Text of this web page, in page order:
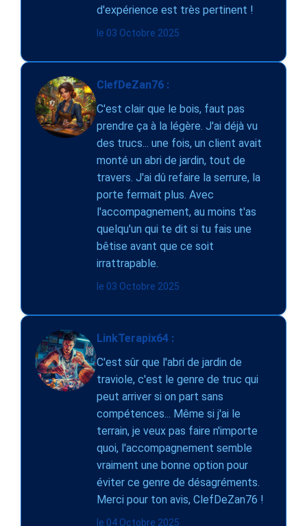
d'expérience est très pertinent !
le 03 Octobre 2025
ClefDeZan76 :
C'est clair que le bois, faut pas
prendre ça à la légère. J'ai déjà vu
des trucs... une fois, un client avait
monté un abri de jardin, tout de
travers. J'ai dû refaire la serrure, la
porte fermait plus. Avec
l'accompagnement, au moins t'as
quelqu'un qui te dit si tu fais une
bêtise avant que ce soit
irrattrapable.
le 03 Octobre 2025
LinkTerapix64 :
C'est sûr que l'abri de jardin de
traviole, c'est le genre de truc qui
peut arriver si on part sans
compétences... Même si j'ai le
terrain, je veux pas faire n'importe
quoi, l'accompagnement semble
vraiment une bonne option pour
éviter ce genre de désagréments.
Merci pour ton avis, ClefDeZan76 !
le 04 Octobre 2025